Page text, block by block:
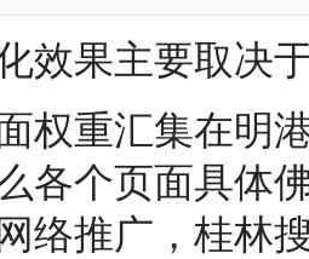
果主要取决于
重汇集在明港
各个页面具体
络推广，桂林